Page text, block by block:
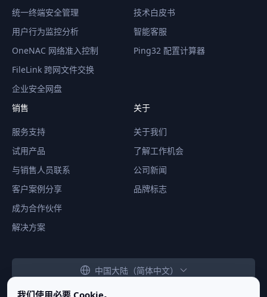
我们使用必要 Cookie。
统一终端安全管理
用户行为监控分析
OneNAC 网络准入控制
FileLink 跨网文件交换
企业安全网盘
技术白皮书
智能客服
Ping32 配置计算器
销售
服务支持
试用产品
与销售人员联系
客户案例分享
成为合作伙伴
解决方案
关于
关于我们
了解工作机会
公司新闻
品牌标志
中国大陆（简体中文）